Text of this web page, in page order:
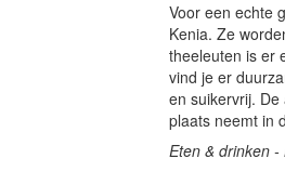
Voor een echte
Kenia. Ze
theeleuten is er
vind je er
en suikervrij.
plaats neemt in
Eten & drinken